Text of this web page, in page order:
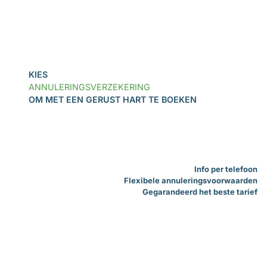
KIES
ANNULERINGSVERZEKERING
OM MET EEN GERUST HART TE BOEKEN
Info per telefoon
Flexibele annuleringsvoorwaarden
Gegarandeerd het beste tarief